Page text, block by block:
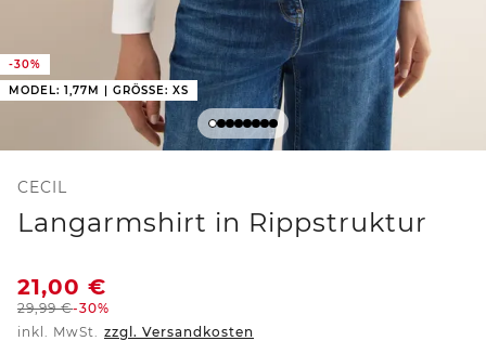
-30%
MODEL: 1,77M | GRÖSSE: XS
CECIL
Langarmshirt in Rippstruktur
21,00 €
29,99€-30%
inkl. MwSt. zzgl. Versandkosten